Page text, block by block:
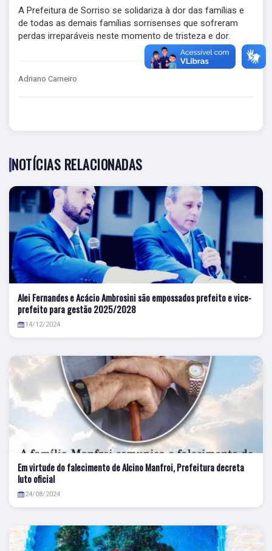
A Prefeitura de Sorriso se solidariza à dor das famílias e
de todas as demais famílias sorrisenses que sofreram
perdas irreparáveis neste momento de tristeza e dor.
Adriano Carneiro
NOTÍCIAS RELACIONADAS
Alei Fernandes e Acácio Ambrosini são empossados prefeito e vice-
prefeito para gestão 2025/2028
14/12/2024
Em virtude do falecimento de Alcino Manfroi, Prefeitura decreta
luto oficial
24/08/2024